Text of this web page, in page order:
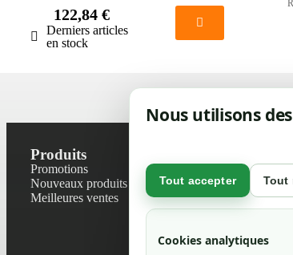
Nous utilisons
Tout accepter Tout
Cookies analytiques
122,84 €
Derniers articles
en stock
Produits
Promotions
Nouveaux produits
Meilleures ventes